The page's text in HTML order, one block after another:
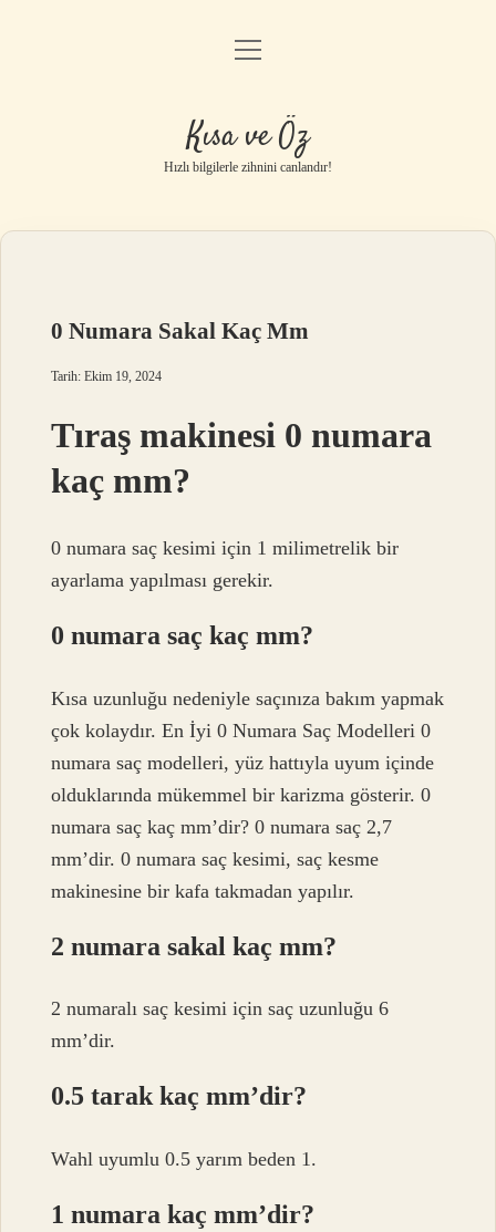
Anasayfa
Gizlilik Politikası
Yasal Uyarı
menüyü
Kısa ve Öz
Hızlı bilgilerle zihnini canlandır!
0 Numara Sakal Kaç Mm
Tarih: Ekim 19, 2024
Tıraş makinesi 0 numara
kaç mm?
0 numara saç kesimi için 1 milimetrelik bir
ayarlama yapılması gerekir.
0 numara saç kaç mm?
Kısa uzunluğu nedeniyle saçınıza bakım yapmak
çok kolaydır. En İyi 0 Numara Saç Modelleri 0
numara saç modelleri, yüz hattıyla uyum içinde
olduklarında mükemmel bir karizma gösterir. 0
numara saç kaç mm’dir? 0 numara saç 2,7
mm’dir. 0 numara saç kesimi, saç kesme
makinesine bir kafa takmadan yapılır.
2 numara sakal kaç mm?
2 numaralı saç kesimi için saç uzunluğu 6
mm’dir.
0.5 tarak kaç mm’dir?
Wahl uyumlu 0.5 yarım beden 1.
1 numara kaç mm’dir?